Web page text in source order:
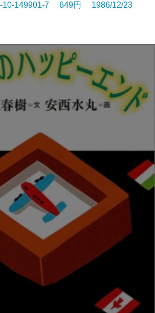
10-149901-7 649円 1986/12/23